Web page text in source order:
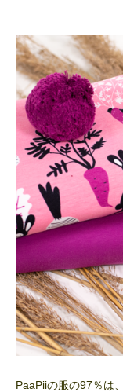
PaaPiiの服の97％は